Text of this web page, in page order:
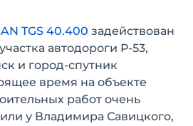
TGS 40.400 задействован
автодороги Р-53,
и город-спутник
время на объекте
работ очень
у Владимира Савицкого,